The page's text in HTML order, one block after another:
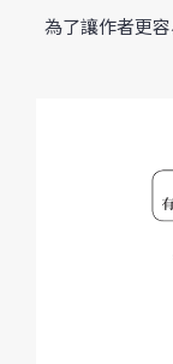
為了讓作者更